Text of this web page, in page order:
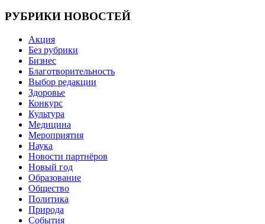
РУБРИКИ НОВОСТЕЙ
Акция
Без рубрики
Бизнес
Благотворительность
Выбор редакции
Здоровье
Конкурс
Культура
Медицина
Мероприятия
Наука
Новости партнёров
Новый год
Образование
Общество
Политика
Природа
События